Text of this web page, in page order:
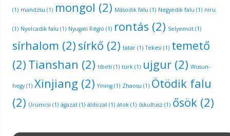
(1) mandzsu (1) mongol (2) Második falu (1) Negyedik falu (1) niru
(1) Nyolcadik falu (1) Nyugati Régió (1) rontás (2) Selyemút(1)
sírhalom (2) sírkő (2) tatár(1) Tekesi (1) temető
(2) Tianshan (2) tibeti (1) türk(1) ujgur(2) Wusun-
hegy(1) Xinjiang (2) Yining(1) Zhaosu (1) Ötödik falu
(2) Ürümcsi (1) ágazat(1) áldozat(1) átok(1) őskultusz (1) ősök(2)